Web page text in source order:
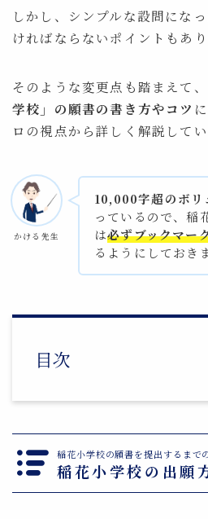
しかし、シンプルな設問にな
ければならないポイントもあり
そのような変更点も踏まえて、
学校」の願書の書き方やコツ
ロの視点から詳しく解説して
かける先生
10,000字超のボリ
っているので、稲
は必ずブックマー
るようにしておき
目次
稲花小学校の願書を提出するまで
稲花小学校の出願